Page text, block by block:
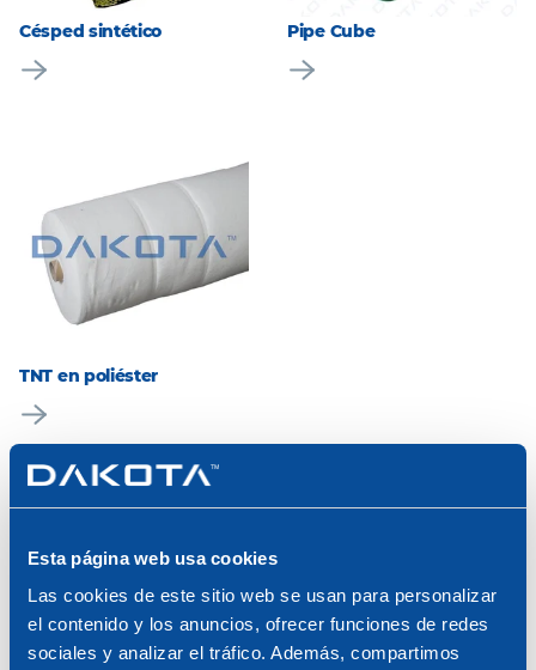
Esta página web usa cookies
Las cookies de este sitio web se usan para personalizar
el contenido y los anuncios, ofrecer funciones de redes
sociales y analizar el tráfico. Además, compartimos
Césped sintético Pipe Cube
TNT en poliéster
Productos:5/5